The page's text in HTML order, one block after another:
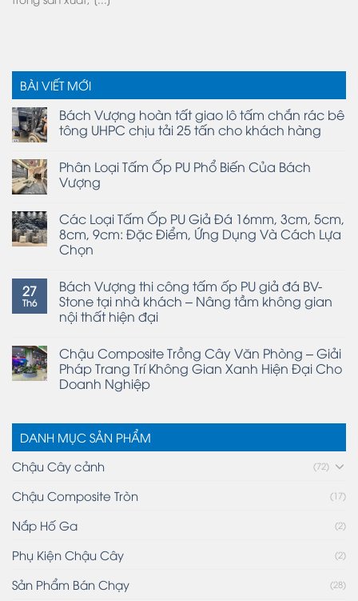
BÀI VIẾT MỚI
Bách Vượng hoàn tất giao lô tấm chắn rác bê
tông UHPC chịu tải 25 tấn cho khách hàng
Phân Loại Tấm Ốp PU Phổ Biến Của Bách
Vượng
Các Loại Tấm Ốp PU Giả Đá 16mm, 3cm, 5cm,
8cm, 9cm: Đặc Điểm, Ứng Dụng Và Cách Lựa
Chọn
27
Th6
Bách Vượng thi công tấm ốp PU giả đá BV-
Stone tại nhà khách – Nâng tầm không gian
nội thất hiện đại
Chậu Composite Trồng Cây Văn Phòng – Giải
Pháp Trang Trí Không Gian Xanh Hiện Đại Cho
Doanh Nghiệp
DANH MỤC SẢN PHẨM
Chậu Cây cảnh
(72)
Chậu Composite Tròn (17)
Nắp Hố Ga (2)
Phụ Kiện Chậu Cây (2)
Sản Phẩm Bán Chạy (28)